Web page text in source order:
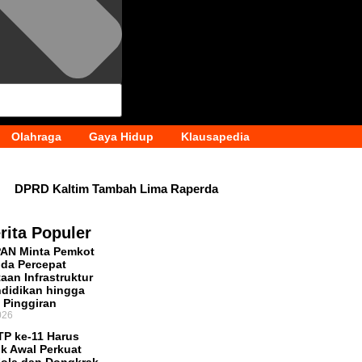
Olahraga Gaya Hidup Klausapedia
DPRD Kaltim Tambah Lima Raperda
Kaltim Masih Kosong, BKD
per Tahun, Pemkot Samarinda
Populer
Minta Pemkot
Percepat
Infrastruktur
hingga
Pinggiran
ke-11 Harus
Awal Perkuat